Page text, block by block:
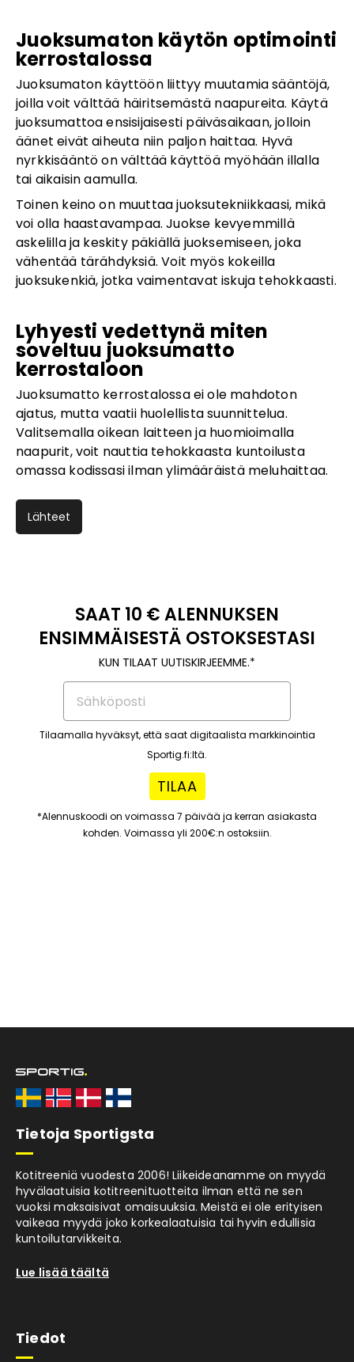
Juoksumaton käytön optimointi
kerrostalossa
Juoksumaton käyttöön liittyy muutamia sääntöjä,
joilla voit välttää häiritsemästä naapureita. Käytä
juoksumattoa ensisijaisesti päiväsaikaan, jolloin
äänet eivät aiheuta niin paljon haittaa. Hyvä
nyrkkisääntö on välttää käyttöä myöhään illalla
tai aikaisin aamulla.
Toinen keino on muuttaa juoksutekniikkaasi, mikä
voi olla haastavampaa. Juokse kevyemmillä
askelilla ja keskity päkiällä juoksemiseen, joka
vähentää tärähdyksiä. Voit myös kokeilla
juoksukenkiä, jotka vaimentavat iskuja tehokkaasti.
Lyhyesti vedettynä miten
soveltuu juoksumatto
kerrostaloon
Juoksumatto kerrostalossa ei ole mahdoton
ajatus, mutta vaatii huolellista suunnittelua.
Valitsemalla oikean laitteen ja huomioimalla
naapurit, voit nauttia tehokkaasta kuntoilusta
omassa kodissasi ilman ylimääräistä meluhaittaa.
Lähteet
SAAT 10 € ALENNUKSEN
ENSIMMÄISESTÄ OSTOKSESTASI
KUN TILAAT UUTISKIRJEEMME.*
Tilaamalla hyväksyt, että saat digitaalista markkinointia
Sportig.fi:ltä.
TILAA
*Alennuskoodi on voimassa 7 päivää ja kerran asiakasta
kohden. Voimassa yli 200€:n ostoksiin.
Tietoja Sportigsta
Kotitreeniä vuodesta 2006! Liikeideanamme on myydä
hyvälaatuisia kotitreenituotteita ilman että ne sen
vuoksi maksaisivat omaisuuksia. Meistä ei ole erityisen
vaikeaa myydä joko korkealaatuisia tai hyvin edullisia
kuntoilutarvikkeita.
Lue lisää täältä
Tiedot